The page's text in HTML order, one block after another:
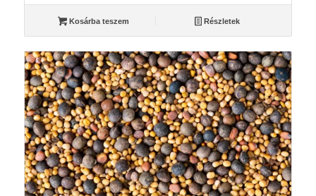
Kosárba teszem Részletek